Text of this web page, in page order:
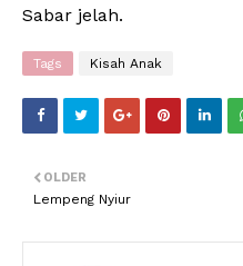
Sabar jelah.
Tags Kisah Anak
OLDER
Lempeng Nyiur